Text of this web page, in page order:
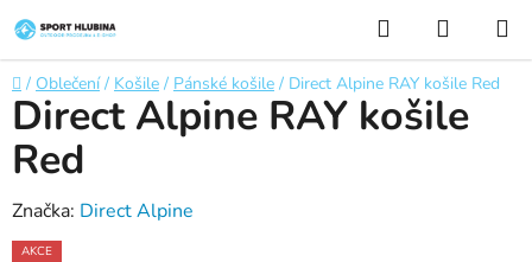
na
obsah
Hledat
KOŠÍK
Domů
/ Oblečení / Košile / Pánské košile / Direct Alpine RAY košile Red
Direct Alpine RAY košile
Red
Značka: Direct Alpine
AKCE